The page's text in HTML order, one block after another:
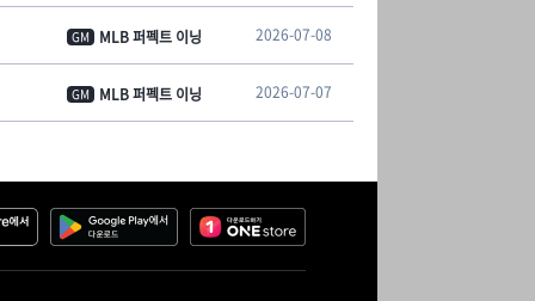
GM MLB 퍼펙트 이닝 2026-07-08
GM MLB 퍼펙트 이닝 2026-07-07